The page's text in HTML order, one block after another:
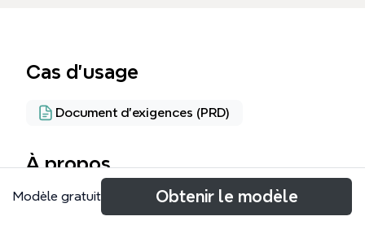
Cas d’usage
Document d'exigences (PRD)
À propos
This e-commerce mind map template, built for
Modèle gratuit Obtenir le modèle